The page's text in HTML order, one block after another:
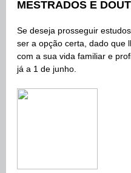
MESTRADOS E
Se deseja prosseguir
ser a opção certa, dado que
com a sua vida familiar e
já a 1 de junho.